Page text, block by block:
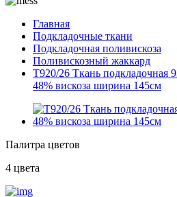
Главная
Подкладочные ткани
Подкладочная поливискоза
Поливискозный жаккард
T920/26 Ткань подкладочная
48% вискоза ширина 145см
Палитра цветов
4 цвета